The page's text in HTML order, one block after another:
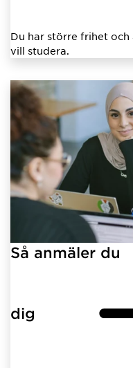
Du har större frihet och
vill studera.
Så anmäler du
dig